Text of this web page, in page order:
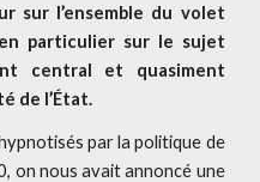
sur l’ensemble du volet
particulier sur le sujet
central et quasiment
de l’État.
par la politique de
on nous avait annoncé une